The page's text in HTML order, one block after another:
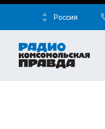
Россия